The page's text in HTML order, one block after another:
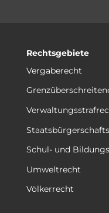
Rechtsgebiete
Vergaberecht
Schul- und
Umweltrecht
Völkerrecht